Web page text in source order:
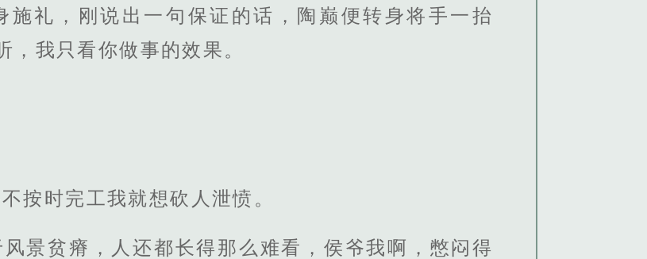
施礼，刚说出一句保证的话，陶巅便转身将手一抬
，我只看你做事的效果。
按时完工我就想砍人泄愤。
景贫瘠，人还都长得那么难看，侯爷我啊，憋闷得